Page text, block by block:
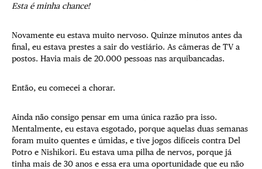
Esta é minha chance!
Novamente eu estava muito nervoso. Quinze minutos antes da
final, eu estava prestes a sair do vestiário. As câmeras de TV a
postos. Havia mais de 20.000 pessoas nas arquibancadas.
Então, eu comecei a chorar.
Ainda não consigo pensar em uma única razão pra isso.
Mentalmente, eu estava esgotado, porque aquelas duas semanas
foram muito quentes e úmidas, e tive jogos difíceis contra Del
Potro e Nishikori. Eu estava uma pilha de nervos, porque já
tinha mais de 30 anos e essa era uma oportunidade que eu não